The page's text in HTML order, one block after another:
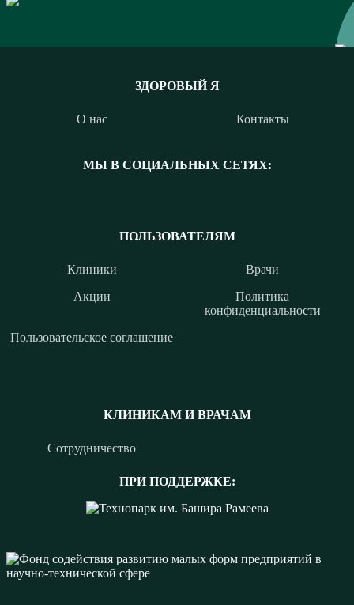
ЗДОРОВЫЙ Я
О нас Контакты
МЫ В СОЦИАЛЬНЫХ СЕТЯХ:
КЛИНИКАМ И ВРАЧАМ
Сотрудничество
ПРИ ПОДДЕРЖКЕ:
ПОЛЬЗОВАТЕЛЯМ
Клиники
Врачи
Акции
Политика
конфиденциальности
Пользовательское соглашение